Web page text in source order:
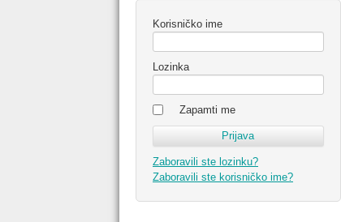
Korisničko ime
Lozinka
Zapamti me
Zaboravili ste lozinku?
Zaboravili ste korisničko ime?